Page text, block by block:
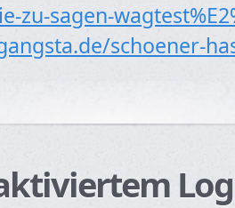
zu-sagen-
schoener-
Log